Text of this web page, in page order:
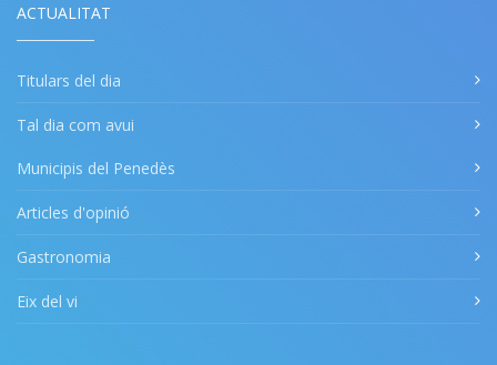
ACTUALITAT
Titulars del dia
Tal dia com avui
Municipis del Penedès
Articles d'opinió
Gastronomia
Eix del vi